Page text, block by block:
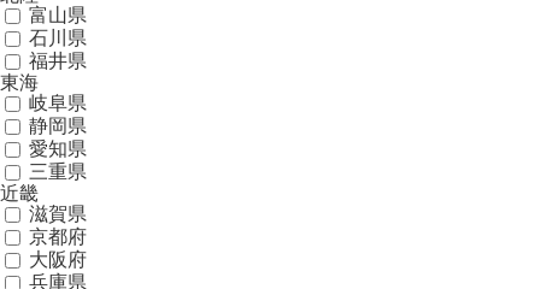
富山県
石川県
福井県
東海
岐阜県
静岡県
愛知県
三重県
近畿
滋賀県
京都府
大阪府
兵庫県